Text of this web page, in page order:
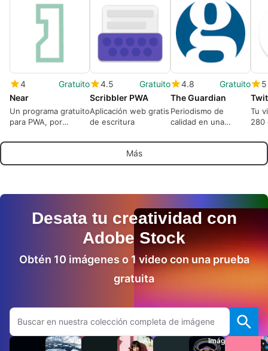
4
Gratuito
Near
Un programa gratuito
para PWA, por
4.5
Gratuito
Scribbler PWA
Aplicación web gratis
de escritura
4.8
Gratuito
The Guardian
Periodismo de
calidad en una
5
Tu
280
Más
Desata tu creatividad con
Adobe Stock
Obtén 10 imágenes o 1 video con una prueba
gratuita
Buscar en el sitio web de Adobe.com
Videos Audio Imágenes